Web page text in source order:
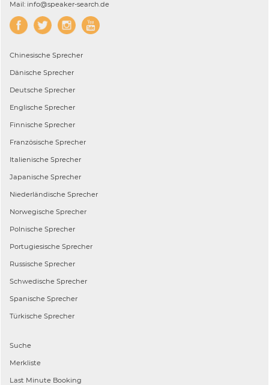
Mail: info@speaker-search.de
Chinesische Sprecher
Dänische Sprecher
Deutsche Sprecher
Englische Sprecher
Finnische Sprecher
Französische Sprecher
Italienische Sprecher
Japanische Sprecher
Niederländische Sprecher
Norwegische Sprecher
Polnische Sprecher
Portugiesische Sprecher
Russische Sprecher
Schwedische Sprecher
Spanische Sprecher
Türkische Sprecher
Suche
Merkliste
Last Minute Booking